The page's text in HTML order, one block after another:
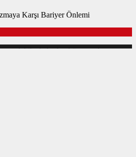
Karşı Bariyer Önlemi
dakika haberler, köşe yazıları,